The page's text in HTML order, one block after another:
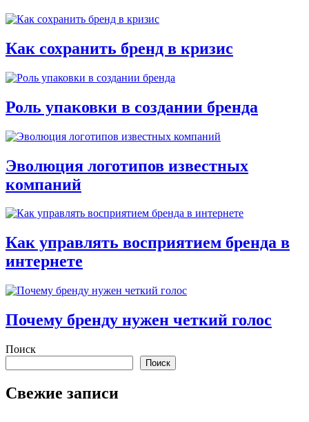
Как сохранить бренд в кризис
Роль упаковки в создании бренда
Эволюция логотипов известных
компаний
Как управлять восприятием бренда в
интернете
Почему бренду нужен четкий голос
Поиск
Поиск
Свежие записи